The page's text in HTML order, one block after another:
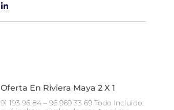
Oferta En Riviera Maya 2 X 1
91 193 96 84 – 96 969 33 69 Todo Incluido: